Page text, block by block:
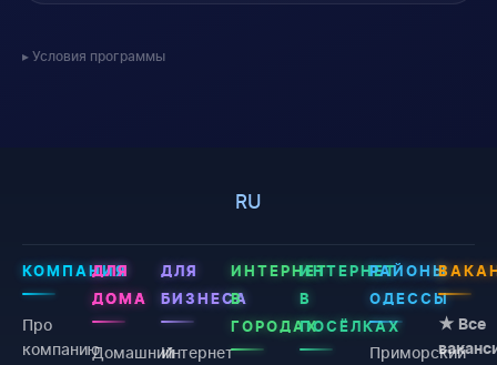
Условия программы
RU
КОМПАНИЯ
Про
компанию
ДЛЯ
ДОМА
Домашний
ДЛЯ
БИЗНЕСА
Интернет
ИНТЕРНЕТ
В
ГОРОДАХ
ИНТЕРНЕТ
В
ПОСЁЛКАХ
РАЙОНЫ
ОДЕССЫ
Приморский
★ Все